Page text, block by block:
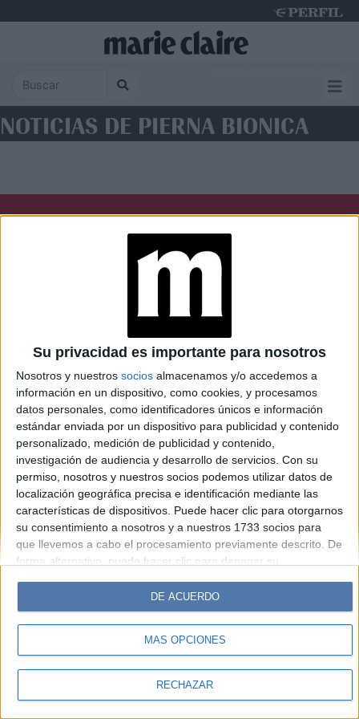
Su privacidad es importante para nosotros
Nosotros y nuestros socios almacenamos y/o accedemos a
información en un dispositivo, como cookies, y procesamos
datos personales, como identificadores únicos e información
estándar enviada por un dispositivo para publicidad y contenido
personalizado, medición de publicidad y contenido,
investigación de audiencia y desarrollo de servicios. Con su
permiso, nosotros y nuestros socios podemos utilizar datos de
localización geográfica precisa e identificación mediante las
características de dispositivos. Puede hacer clic para otorgarnos
su consentimiento a nosotros y a nuestros 1733 socios para
que llevemos a cabo el procesamiento previamente descrito. De
forma alternativa, puede hacer clic para denegar su
cambiar sus preferencias antes de otorgar su consentimiento.
Tenga en cuenta que algún procesamiento de sus datos
personales puede no requerir de su consentimiento, pero usted
tiene el derecho de rechazar tal procesamiento. Sus
sus preferencias o retirar su consentimiento en cualquier
MÁS OPCIONES
RECHAZAR
DE ACUERDO
NOTICIAS DE PIERNA BIONICA
Caras Noticias
Weekend Parabrisas
Look
Luz Mía Lunateen Break BATimes
© Perfil.com 2006-2019 - Todos los derechos reservados
Registro de Propiedad Intelectual: Nro. 5346433